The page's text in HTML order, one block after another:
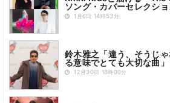
ソング・カバーセレクシ
1月6日 14時53分
鈴木雅之「違う、そうじ
る意味でとても大切な曲
12月30日 18時00分